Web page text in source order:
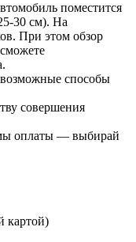
поместится
30 см). На
При этом обзор
способы
совершения
оплаты — выбирай
картой)